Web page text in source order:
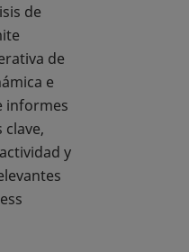
de
de
e
informes
y